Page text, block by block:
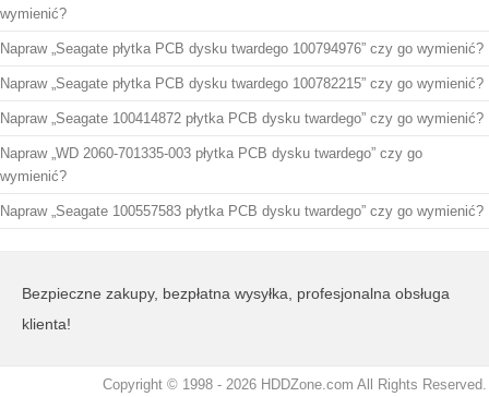
wymienić?
Napraw „Seagate płytka PCB dysku twardego 100794976” czy go wymienić?
Napraw „Seagate płytka PCB dysku twardego 100782215” czy go wymienić?
Napraw „Seagate 100414872 płytka PCB dysku twardego” czy go wymienić?
Napraw „WD 2060-701335-003 płytka PCB dysku twardego” czy go
wymienić?
Napraw „Seagate 100557583 płytka PCB dysku twardego” czy go wymienić?
Bezpieczne zakupy, bezpłatna wysyłka, profesjonalna obsługa
klienta!
Copyright © 1998 - 2026 HDDZone.com All Rights Reserved.